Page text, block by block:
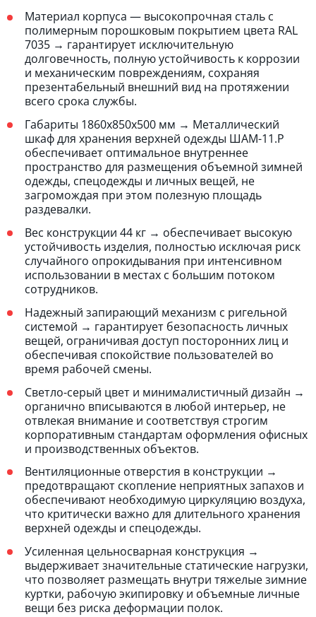
Материал корпуса — высокопрочная сталь с
полимерным порошковым покрытием цвета RAL
7035 → гарантирует исключительную
долговечность, полную устойчивость к коррозии
и механическим повреждениям, сохраняя
презентабельный внешний вид на протяжении
всего срока службы.
Габариты 1860х850х500 мм → Металлический
шкаф для хранения верхней одежды ШАМ-11.Р
обеспечивает оптимальное внутреннее
пространство для размещения объемной зимней
одежды, спецодежды и личных вещей, не
загромождая при этом полезную площадь
раздевалки.
Вес конструкции 44 кг → обеспечивает высокую
устойчивость изделия, полностью исключая риск
случайного опрокидывания при интенсивном
использовании в местах с большим потоком
сотрудников.
Надежный запирающий механизм с ригельной
системой → гарантирует безопасность личных
вещей, ограничивая доступ посторонних лиц и
обеспечивая спокойствие пользователей во
время рабочей смены.
Светло-серый цвет и минималистичный дизайн →
органично вписываются в любой интерьер, не
отвлекая внимание и соответствуя строгим
корпоративным стандартам оформления офисных
и производственных объектов.
Вентиляционные отверстия в конструкции →
предотвращают скопление неприятных запахов и
обеспечивают необходимую циркуляцию воздуха,
что критически важно для длительного хранения
верхней одежды и спецодежды.
Усиленная цельносварная конструкция →
выдерживает значительные статические нагрузки,
что позволяет размещать внутри тяжелые зимние
куртки, рабочую экипировку и объемные личные
вещи без риска деформации полок.